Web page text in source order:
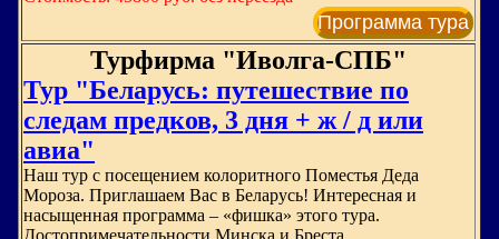
Программа тура
Турфирма "Иволга-СПБ"
Тур "Беларусь: путешествие по
следам предков, 3 дня + ж / д или
авиа"
Наш тур с посещением колоритного Поместья Деда
Мороза. Приглашаем Вас в Беларусь! Интересная и
насыщенная программа – «фишка» этого тура.
Достопримечательности Минска и Бреста,